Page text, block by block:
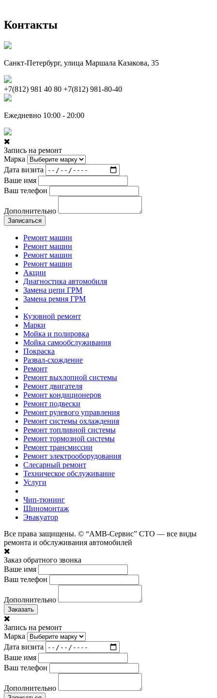
Контакты
Санкт-Петербург, улица Маршала Казакова, 35
+7(812) 981 40 80 +7(812) 981-80-40
Ежедневно 10:00 - 20:00
Запись на ремонт
Марка
Дата визита
Ваше имя
Ваш телефон
Дополнительно
Записаться
Ремонт машин
Ремонт машин
Ремонт машин
Ремонт машин
Акции
Диагностика автомобиля
Замена цепи ГРМ
Замена ремня ГРМ
Кузовной ремонт
Марки
Мойка и полировка
Мойка самообслуживания
Покраска
Развал-схождение
Ремонт
Ремонт выхлопной системы
Ремонт двигателя
Ремонт кондиционеров
Ремонт подвески
Ремонт рулевого управления
Ремонт системы охлаждения
Ремонт топливной системы
Ремонт тормозной системы
Ремонт трансмиссии
Ремонт электрооборудования
Слесарный ремонт
Техническое обслуживание
Услуги
Чип-тюнинг
Шиномонтаж
Эвакуатор
Все права защищены. © “АМВ-Сервис” СТО — все виды
ремонта и обслуживания автомобилей
Заказ обратного звонка
Ваше имя
Ваш телефон
Дополнительно
Заказать
Запись на ремонт
Марка
Дата визита
Ваше имя
Ваш телефон
Дополнительно